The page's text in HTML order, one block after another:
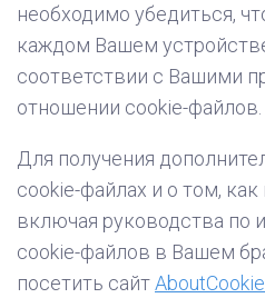
необходимо убедиться,
каждом Вашем
соответствии с Вашими
отношении cookie-файлов.
Для получения
cookie-файлах и о том, как
включая руководства по
cookie-файлов в Вашем
посетить сайт